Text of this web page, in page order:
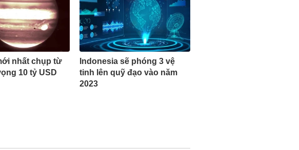
nhất chụp từ
10 tỷ USD
Indonesia sẽ phóng 3 vệ
tinh lên quỹ đạo vào năm
2023